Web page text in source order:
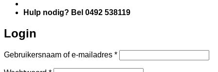
Hulp nodig? Bel 0492 538119
Login
Gebruikersnaam of e-mailadres *Vereist